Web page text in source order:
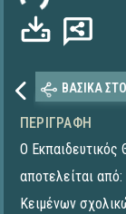
ΒΑΣΙΚΑ
ΠΕΡΙΓΡΑΦΉ
Ο
αποτελείται
Κειμένων